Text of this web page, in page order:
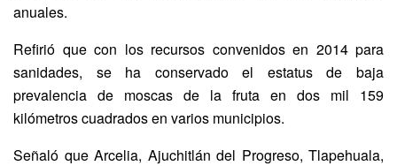
anuales.
Refirió que con los recursos convenidos en 2014 para
sanidades, se ha conservado el estatus de baja
prevalencia de moscas de la fruta en dos mil 159
kilómetros cuadrados en varios municipios.
Señaló que Arcelia, Ajuchitlán del Progreso, Tlapehuala,